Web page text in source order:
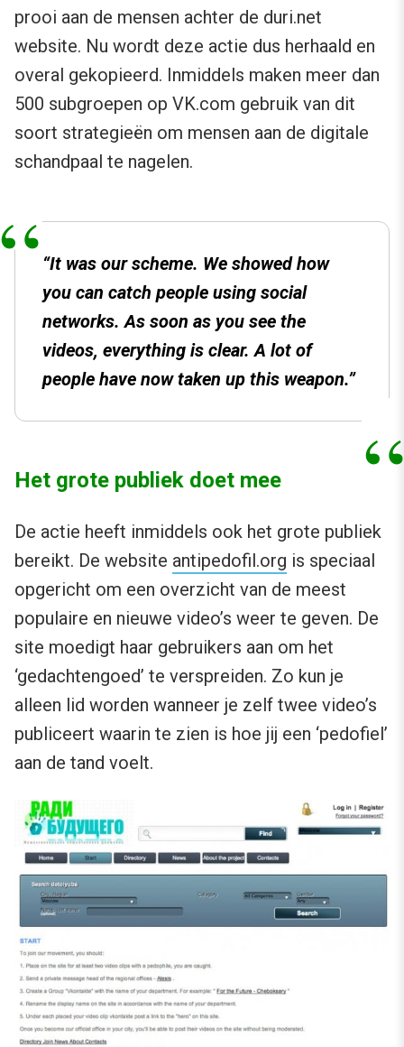
prooi aan de mensen achter de duri.net
website. Nu wordt deze actie dus herhaald en
overal gekopieerd. Inmiddels maken meer dan
500 subgroepen op VK.com gebruik van dit
soort strategieën om mensen aan de digitale
schandpaal te nagelen.
“It was our scheme. We showed how
you can catch people using social
networks. As soon as you see the
videos, everything is clear. A lot of
people have now taken up this weapon.”
Het grote publiek doet mee
De actie heeft inmiddels ook het grote publiek
bereikt. De website antipedofil.org is speciaal
opgericht om een overzicht van de meest
populaire en nieuwe video’s weer te geven. De
site moedigt haar gebruikers aan om het
‘gedachtengoed’ te verspreiden. Zo kun je
alleen lid worden wanneer je zelf twee video’s
publiceert waarin te zien is hoe jij een ‘pedofiel’
aan de tand voelt.